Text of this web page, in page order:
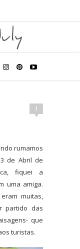
1
rumamos
de Abril de
fiquei a
uma amiga.
muitas,
partido das
que
turistas.